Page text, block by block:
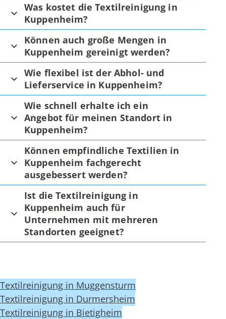
Was kostet die Textilreinigung in
Kuppenheim?
Können auch große Mengen in
Kuppenheim gereinigt werden?
Wie flexibel ist der Abhol- und
Lieferservice in Kuppenheim?
Wie schnell erhalte ich ein
Angebot für meinen Standort in
Kuppenheim?
Können empfindliche Textilien in
Kuppenheim fachgerecht
ausgebessert werden?
Ist die Textilreinigung in
Kuppenheim auch für
Unternehmen mit mehreren
Standorten geeignet?
Textilreinigung in Muggensturm
Textilreinigung in Durmersheim
Textilreinigung in Bietigheim